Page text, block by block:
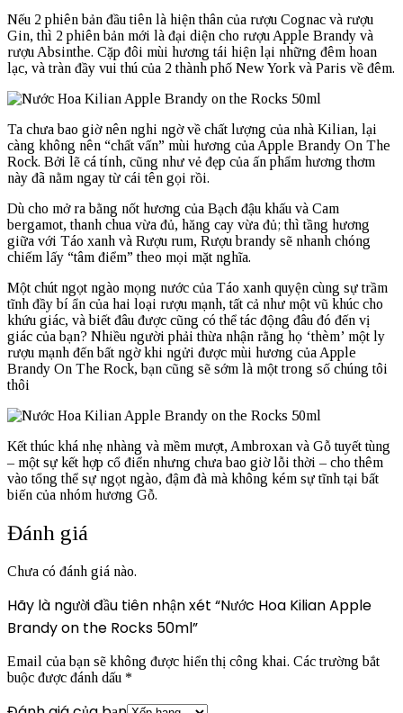
Nếu 2 phiên bản đầu tiên là hiện thân của rượu Cognac và rượu
Gin, thì 2 phiên bản mới là đại diện cho rượu Apple Brandy và
rượu Absinthe. Cặp đôi mùi hương tái hiện lại những đêm hoan
lạc, và tràn đầy vui thú của 2 thành phố New York và Paris về đêm.
Ta chưa bao giờ nên nghi ngờ về chất lượng của nhà Kilian, lại
càng không nên “chất vấn” mùi hương của Apple Brandy On The
Rock. Bởi lẽ cá tính, cũng như vẻ đẹp của ấn phẩm hương thơm
này đã nằm ngay từ cái tên gọi rồi.
Dù cho mở ra bằng nốt hương của Bạch đậu khấu và Cam
bergamot, thanh chua vừa đủ, hăng cay vừa đủ; thì tầng hương
giữa với Táo xanh và Rượu rum, Rượu brandy sẽ nhanh chóng
chiếm lấy “tâm điểm” theo mọi mặt nghĩa.
Một chút ngọt ngào mọng nước của Táo xanh quyện cùng sự trầm
tĩnh đầy bí ẩn của hai loại rượu mạnh, tất cả như một vũ khúc cho
khứu giác, và biết đâu được cũng có thể tác động đâu đó đến vị
giác của bạn? Nhiều người phải thừa nhận rằng họ ‘thèm’ một ly
rượu mạnh đến bất ngờ khi ngửi được mùi hương của Apple
Brandy On The Rock, bạn cũng sẽ sớm là một trong số chúng tôi
thôi
Kết thúc khá nhẹ nhàng và mềm mượt, Ambroxan và Gỗ tuyết tùng
– một sự kết hợp cổ điển nhưng chưa bao giờ lỗi thời – cho thêm
vào tổng thể sự ngọt ngào, đậm đà mà không kém sự tĩnh tại bất
biến của nhóm hương Gỗ.
Đánh giá
Chưa có đánh giá nào.
Hãy là người đầu tiên nhận xét “Nước Hoa Kilian Apple
Brandy on the Rocks 50ml”
Email của bạn sẽ không được hiển thị công khai. Các trường bắt
buộc được đánh dấu *